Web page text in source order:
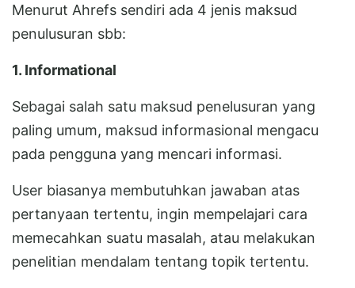
Menurut Ahrefs sendiri ada 4 jenis maksud
penulusuran sbb:
1. Informational
Sebagai salah satu maksud penelusuran yang
paling umum, maksud informasional mengacu
pada pengguna yang mencari informasi.
User biasanya membutuhkan jawaban atas
pertanyaan tertentu, ingin mempelajari cara
memecahkan suatu masalah, atau melakukan
penelitian mendalam tentang topik tertentu.